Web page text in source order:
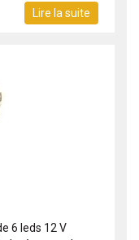
Lire la suite
6 leds 12 V